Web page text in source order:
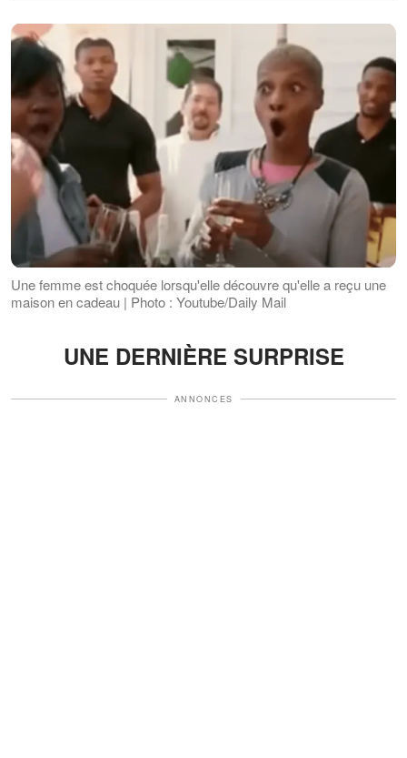
Une femme est choquée lorsqu'elle découvre qu'elle a reçu une
maison en cadeau | Photo : Youtube/Daily Mail
UNE DERNIÈRE SURPRISE
ANNONCES